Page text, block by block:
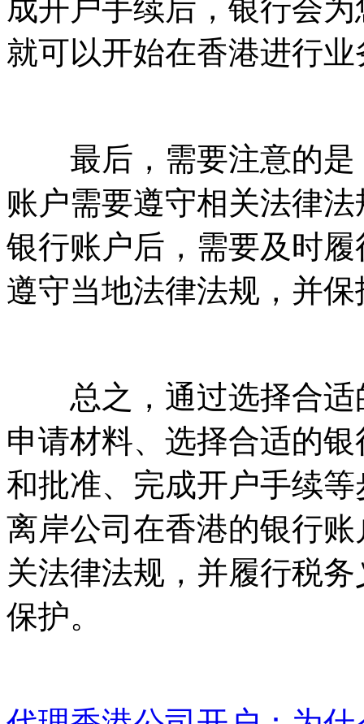
成开户手续后，银行会
就可以开始在香港进行
最后，需要注意的是
账户需要遵守相关法律
银行账户后，需要及时
遵守当地法律法规，并
总之，通过选择合适
申请材料、选择合适的
和批准、完成开户手续
离岸公司在香港的银行
关法律法规，并履行税
保护。